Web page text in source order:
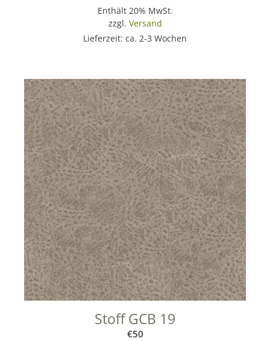
Enthält 20% MwSt.
zzgl. Versand
Lieferzeit: ca. 2-3 Wochen
Stoff GCB 19
€50